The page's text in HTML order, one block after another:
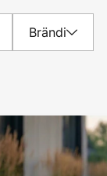
Brändi